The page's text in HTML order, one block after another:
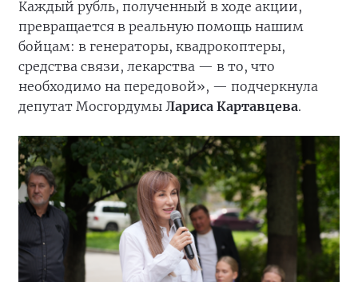
Каждый рубль, полученный в ходе акции,
превращается в реальную помощь нашим
бойцам: в генераторы, квадрокоптеры,
средства связи, лекарства — в то, что
необходимо на передовой», — подчеркнула
депутат Мосгордумы Лариса Картавцева.